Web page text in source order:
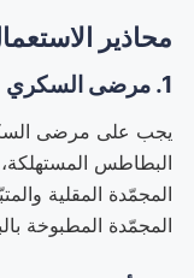
محاذير
1. مرضى السكري
يجب على مرضى
البطاطس المستهلكة،
المجمّدة المقلية
المجمّدة المطبوخة